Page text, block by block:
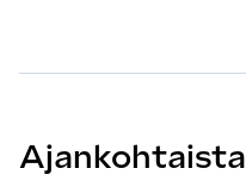
Ajankohtaista